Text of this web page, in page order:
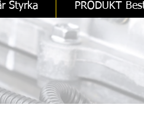
Styrka PRODUKT